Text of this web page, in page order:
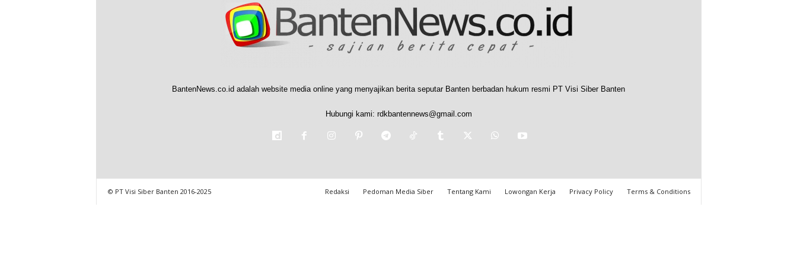
BantenNews.co.id adalah website media online yang menyajikan berita seputar Banten berbadan hukum resmi PT Visi Siber Banten
Hubungi kami: rdkbantennews@gmail.com
Redaksi Pedoman Media Siber Tentang Kami Lowongan Kerja Privacy Policy Terms & Conditions
© PT Visi Siber Banten 2016-2025